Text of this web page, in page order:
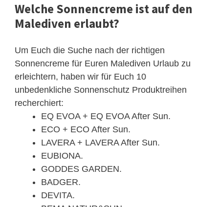
Welche Sonnencreme ist auf den
Malediven erlaubt?
Um Euch die Suche nach der richtigen
Sonnencreme für Euren Malediven Urlaub zu
erleichtern, haben wir für Euch 10
unbedenkliche Sonnenschutz Produktreihen
recherchiert:
EQ EVOA + EQ EVOA After Sun.
ECO + ECO After Sun.
LAVERA + LAVERA After Sun.
EUBIONA.
GODDES GARDEN.
BADGER.
DEVITA.